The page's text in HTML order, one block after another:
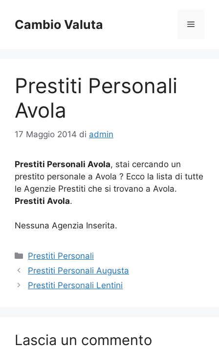
contenuto
Cambio Valuta Menu
Prestiti Personali
Avola
17 Maggio 2014 di admin
Prestiti Personali Avola, stai cercando un
prestito personale a Avola ? Ecco la lista di tutte
le Agenzie Prestiti che si trovano a Avola.
Prestiti Avola.
Nessuna Agenzia Inserita.
Categorie
Prestiti Personali
Prestiti Personali Augusta
Prestiti Personali Lentini
Lascia un commento